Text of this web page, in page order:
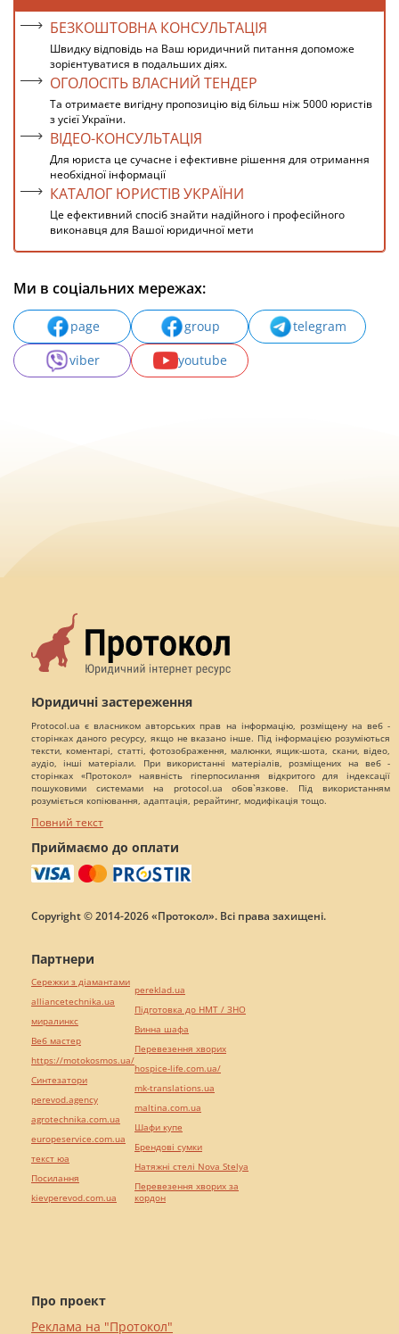
БЕЗКОШТОВНА КОНСУЛЬТАЦІЯ
Швидку відповідь на Ваш юридичний питання допоможе
зорієнтуватися в подальших діях.
ОГОЛОСІТЬ ВЛАСНИЙ ТЕНДЕР
Та отримаєте вигідну пропозицію від більш ніж 5000 юристів
з усієї України.
ВІДЕО-КОНСУЛЬТАЦІЯ
Для юриста це сучасне і ефективне рішення для отримання
необхідної інформації
КАТАЛОГ ЮРИСТІВ УКРАЇНИ
Це ефективний спосіб знайти надійного і професійного
виконавця для Вашої юридичної мети
Ми в соціальних мережах:
page group
telegram
viber
youtube
Юридичні застереження
Protocol.ua є власником авторських прав на інформацію, розміщену на веб -
сторінках даного ресурсу, якщо не вказано інше. Під інформацією розуміються
тексти, коментарі, статті, фотозображення, малюнки, ящик-шота, скани, відео,
аудіо, інші матеріали. При використанні матеріалів, розміщених на веб -
сторінках «Протокол» наявність гіперпосилання відкритого для індексації
пошуковими системами на protocol.ua обов`язкове. Під використанням
розуміється копіювання, адаптація, рерайтинг, модифікація тощо.
Повний текст
Приймаємо до оплати
Copyright © 2014-2026 «Протокол». Всі права захищені.
Про проект
Реклама на "Протокол"
Партнери
Сережки з діамантами
alliancetechnika.ua
миралинкс
Веб мастер
https://motokosmos.ua/
Синтезатори
perevod.agency
agrotechnika.com.ua
europeservice.com.ua
текст юа
Посилання
kievperevod.com.ua
pereklad.ua
Підготовка до НМТ / ЗНО
Винна шафа
Перевезення хворих
hospice-life.com.ua/
mk-translations.ua
maltina.com.ua
Шафи купе
Брендові сумки
Натяжні стелі Nova Stelya
Перевезення хворих за
кордон